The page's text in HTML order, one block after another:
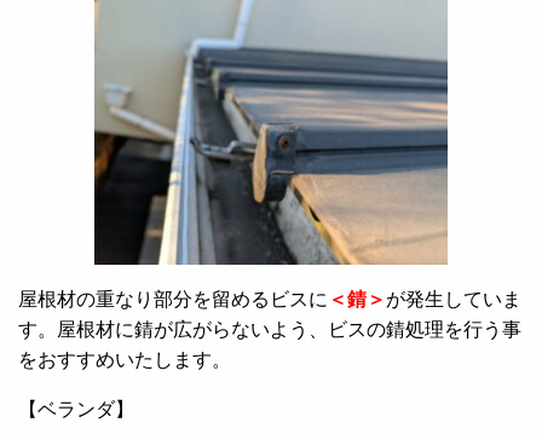
屋根材の重なり部分を留めるビスに ＜錆＞ が発生していま
す。屋根材に錆が広がらないよう、ビスの錆処理を行う事
をおすすめいたします。
【ベランダ】